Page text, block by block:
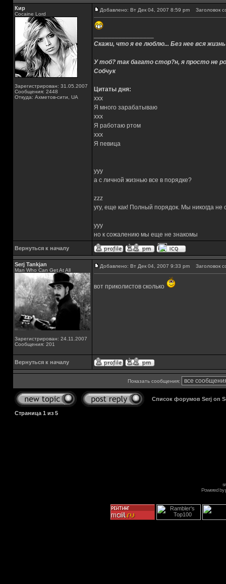
Кир
Cocaine Lord
Зарегистрирован: 31.05.2007
Сообщения: 2448
Откуда: Ахметов-сити, UA
Добавлено: Вт Дек 04, 2007 8:59 pm Заголовок
Скажи, что я ее люблю... Без нее вся
У тоб? так багато стор?н, я просто не
Собчук
Цитаты дня:
xxx
Я много зарабатываю
xxx
Я работаю ртом
xxx
Я певица
yyy
а с личной жизнью все в порядке?
zzz
угу, еще как! Полный порядок. Мы никогда
yyy
но к сожалению мы еще не знакомы
Вернуться к началу
Serj Tankjan
Man Who Can Get At All
Зарегистрирован: 24.11.2007
Сообщения: 201
Добавлено: Вт Дек 04, 2007 9:33 pm Заголовок
вот приколистов сколько
Вернуться к началу
Показать сообщения:
Список форумов Serj on
Страница 1 из 5
Powered by